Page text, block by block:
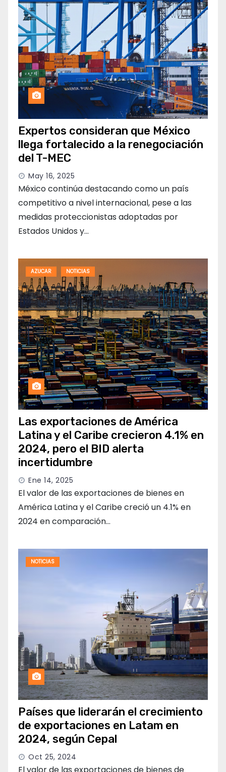
Expertos consideran que México
llega fortalecido a la renegociación
del T-MEC
May 16, 2025
México continúa destacando como un país
competitivo a nivel internacional, pese a las
medidas proteccionistas adoptadas por
Estados Unidos y…
AZUCAR NOTICIAS
Las exportaciones de América
Latina y el Caribe crecieron 4.1% en
2024, pero el BID alerta
incertidumbre
Ene 14, 2025
El valor de las exportaciones de bienes en
América Latina y el Caribe creció un 4.1% en
2024 en comparación…
NOTICIAS
Países que liderarán el crecimiento
de exportaciones en Latam en
2024, según Cepal
Oct 25, 2024